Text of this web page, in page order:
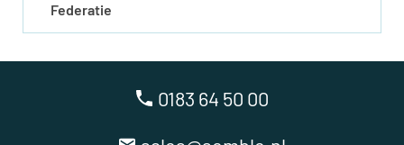
Federatie
0183 64 50 00